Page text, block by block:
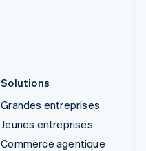
Solutions
Grandes entreprises
Jeunes entreprises
Commerce agentique